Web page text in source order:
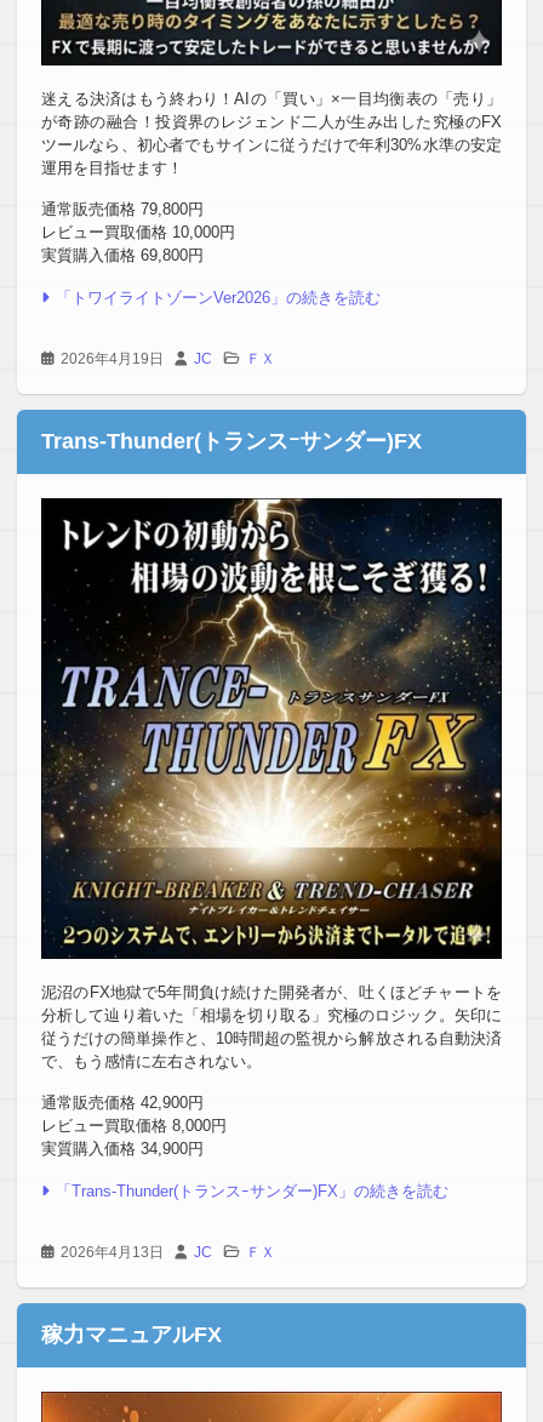
迷える決済はもう終わり！AIの「買い」×一目均衡表の「売り」
が奇跡の融合！投資界のレジェンド二人が生み出した究極のFX
ツールなら、初心者でもサインに従うだけで年利30%水準の安定
運用を目指せます！
通常販売価格 79,800円
レビュー買取価格 10,000円
実質購入価格 69,800円
「トワイライトゾーンVer2026」の続きを読む
2026年4月19日 JC ＦＸ
Trans-Thunder(トランスｰサンダー)FX
泥沼のFX地獄で5年間負け続けた開発者が、吐くほどチャートを
分析して辿り着いた「相場を切り取る」究極のロジック。矢印に
従うだけの簡単操作と、10時間超の監視から解放される自動決済
で、もう感情に左右されない。
通常販売価格 42,900円
レビュー買取価格 8,000円
実質購入価格 34,900円
「Trans-Thunder(トランスｰサンダー)FX」の続きを読む
2026年4月13日 JC ＦＸ
稼力マニュアルFX